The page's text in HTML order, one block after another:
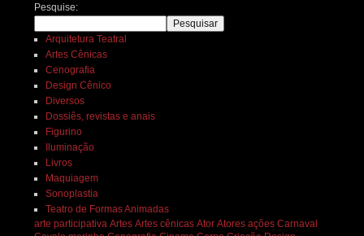
Pesquise:
Pesquisar
Arquitetura Teatral
Artes Cênicas
Cenografia
Design Cênico
Diversos
Dossiês, revistas e anais
Figurino
Iluminação
Livros
Maquiagem
Sonoplastia
Teatro de Formas Animadas
arte participativa Artes Artes cênicas Ator Atores ações Carnaval